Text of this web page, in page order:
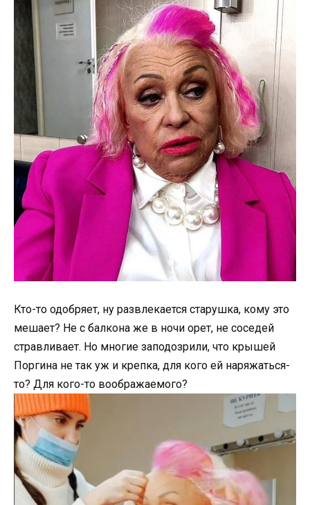
Кто-то одобряет, ну развлекается старушка, кому это
мешает? Не с балкона же в ночи орет, не соседей
стравливает. Но многие заподозрили, что крышей
Поргина не так уж и крепка, для кого ей наряжаться-
то? Для кого-то воображаемого?